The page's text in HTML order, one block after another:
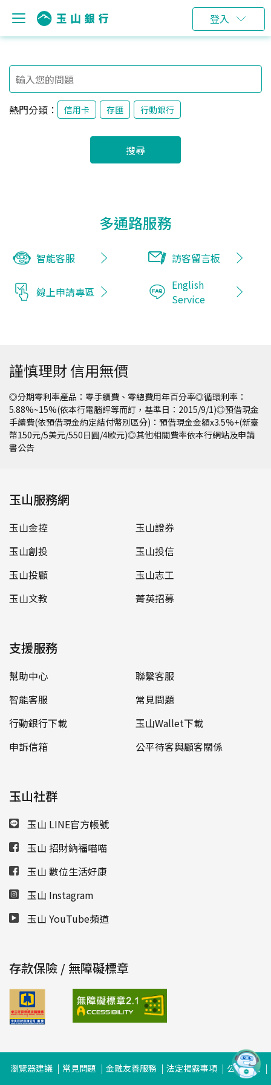
登入
熱門分類： 信用卡 存匯 行動銀行
搜尋
多通路服務
智能客服 訪客留言板
線上申請專區
English
Service
謹慎理財 信用無價
◎分期零利率產品：零手續費、零總費用年百分率◎循環利率：
5.88%~15%(依本行電腦評等而訂，基準日：2015/9/1)◎預借現金
手續費(依預借現金約定結付幣別區分)：預借現金金額x3.5%+(新臺
幣150元/5美元/550日圓/4歐元)◎其他相關費率依本行網站及申請
書公告
玉山服務網
玉山金控
玉山證券
玉山創投
玉山投信
玉山投顧
玉山志工
玉山文教
菁英招募
支援服務
幫助中心
聯繫客服
智能客服
常見問題
行動銀行下載
玉山Wallet下載
申訴信箱
公平待客與顧客關係
玉山社群
玉山 LINE官方帳號
玉山 招財納福喵喵
玉山 數位生活好康
玉山 Instagram
玉山 YouTube頻道
存款保險 / 無障礙標章
瀏覽器建議 常見問題 金融友善服務 法定揭露事項
公司治理